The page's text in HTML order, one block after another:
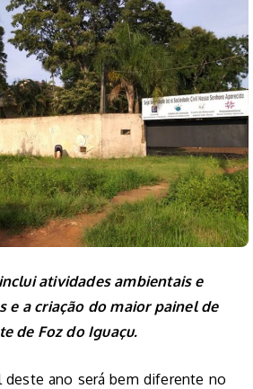
atividades ambientais e
e a criação do maior painel de
de Foz do Iguaçu.
deste ano será bem diferente no